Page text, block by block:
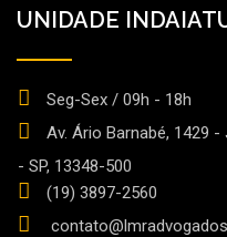
UNIDADE
Seg-Sex / 09h - 18h
Av. Ário Barnabé, 1429
- SP, 13348-500
(19) 3897-2560